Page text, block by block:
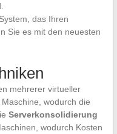
das Ihren
Sie es mit den neuesten
mehrerer virtueller
wodurch die
Serverkonsolidierung
wodurch Kosten